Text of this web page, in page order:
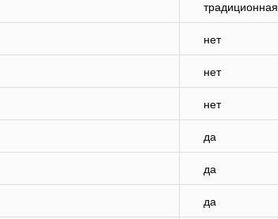
традиционная
нет
нет
нет
да
да
да